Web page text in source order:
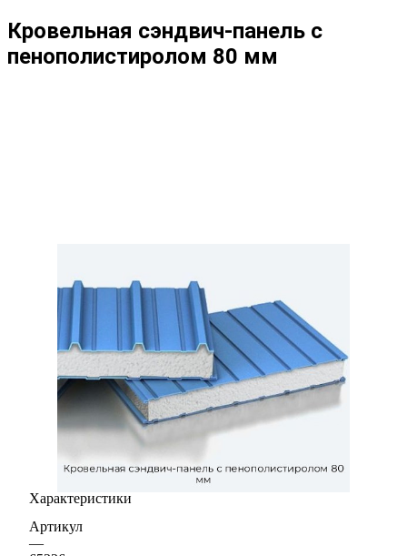
Кровельная сэндвич-панель с
пенополистиролом 80 мм
Характеристики
Артикул
—